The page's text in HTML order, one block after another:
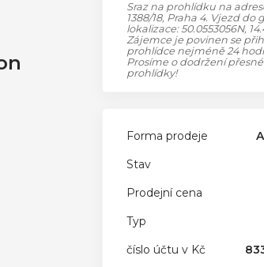
Sraz na prohlídku na
1388/18, Praha 4. Vjezd do
lokalizace: 50.0553056N,
Zájemce je povinen se
prohlídce nejméně 24
Prosíme o dodržení
prohlídky!
Forma prodeje
Stav
Prodejní cena
Typ
číslo účtu v Kč